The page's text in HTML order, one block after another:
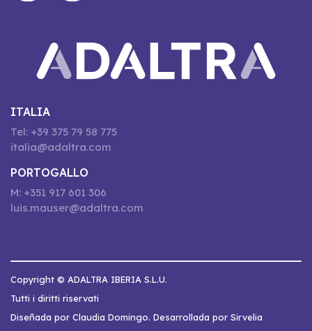
ITALIA
Tel: +39 375 79 58 775
italia@adaltra.com
PORTOGALLO
M: +351 917 601 306
luis.mauser@adaltra.com
Copyright © ADALTRA IBERIA S.L.U.
Tutti i diritti riservati
Diseñada por Claudia Domingo. Desarrollada por Sirvelia